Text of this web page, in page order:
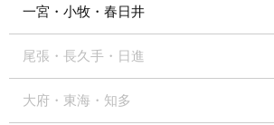
一宮・小牧・春日井
尾張・長久手・日進
大府・東海・知多